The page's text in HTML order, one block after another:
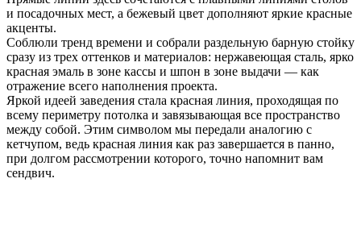
и посадочных мест, а бежевый цвет дополняют яркие красные
акценты.
Соблюли тренд времени и собрали раздельную барную стойку
сразу из трех оттенков и материалов: нержавеющая сталь, ярко
красная эмаль в зоне кассы и шпон в зоне выдачи — как
отражение всего наполнения проекта.
Яркой идеей заведения стала красная линия, проходящая по
всему периметру потолка и завязывающая все пространство
между собой. Этим символом мы передали аналогию с
кетчупом, ведь красная линия как раз завершается в панно,
при долгом рассмотрении которого, точно напомнит вам
сендвич.